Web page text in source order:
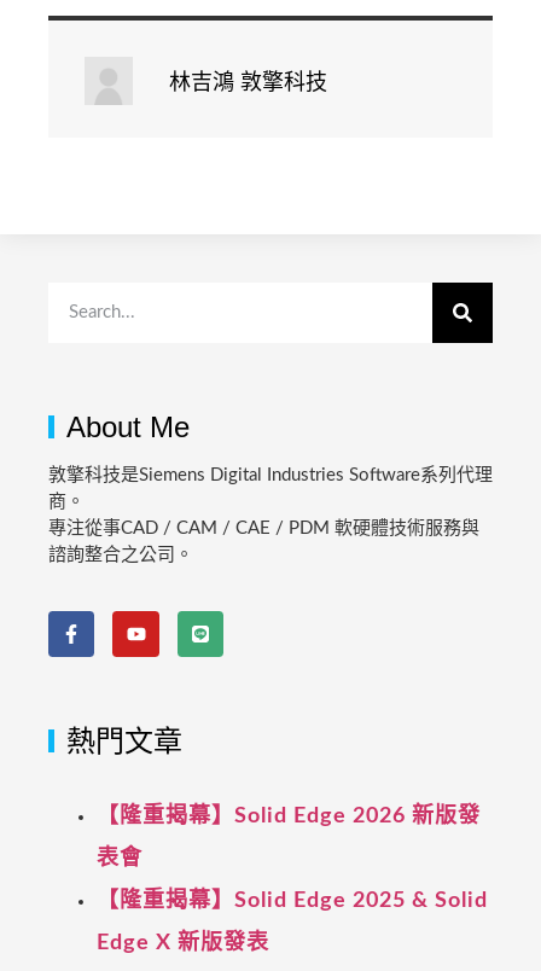
林吉鴻 敦擎科技
About Me
敦擎科技是Siemens Digital Industries Software系列代理
商。
專注從事CAD / CAM / CAE / PDM 軟硬體技術服務與
諮詢整合之公司。
熱門文章
【隆重揭幕】Solid Edge 2026 新版發
表會
【隆重揭幕】Solid Edge 2025 & Solid
Edge X 新版發表